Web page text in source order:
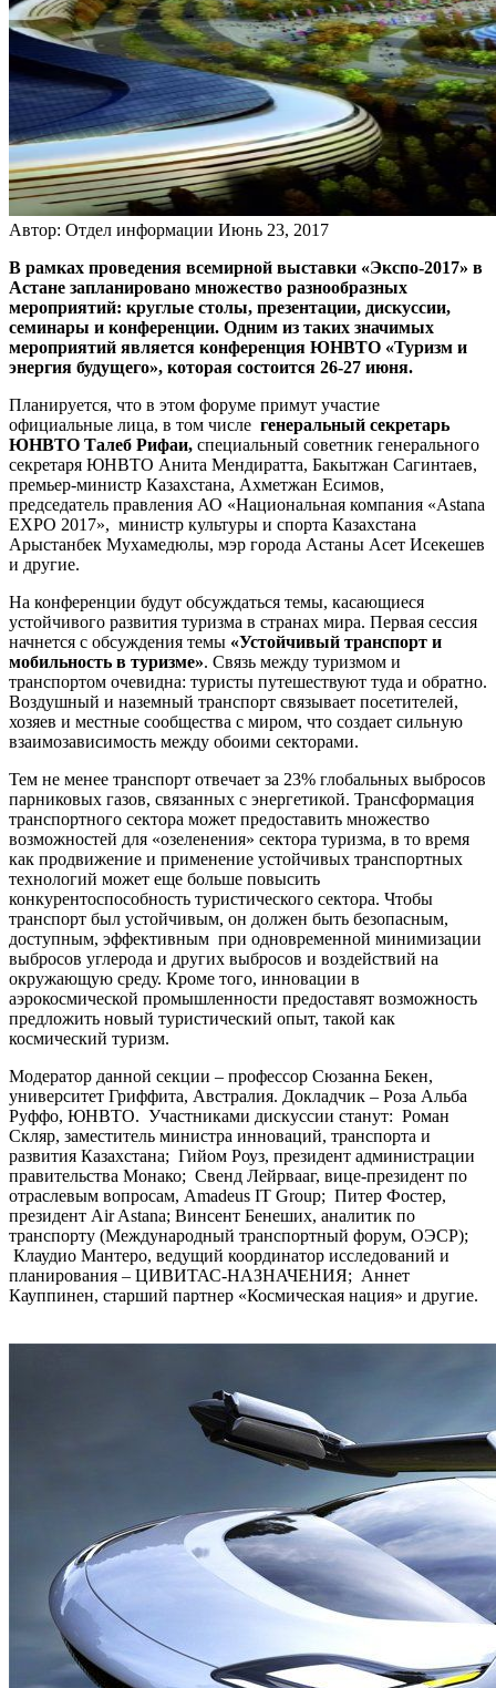
Автор: Отдел информации Июнь 23, 2017
В рамках проведения всемирной выставки «Экспо-2017» в
Астане запланировано множество разнообразных
мероприятий: круглые столы, презентации, дискуссии,
семинары и конференции. Одним из таких значимых
мероприятий является конференция ЮНВТО «Туризм и
энергия будущего», которая состоится 26-27 июня.
Планируется, что в этом форуме примут участие
официальные лица, в том числе генеральный секретарь
ЮНВТО Талеб Рифаи, специальный советник генерального
секретаря ЮНВТО Анита Мендиратта, Бакытжан Сагинтаев,
премьер-министр Казахстана, Ахметжан Есимов,
председатель правления АО «Национальная компания «Astana
EXPO 2017», министр культуры и спорта Казахстана
Арыстанбек Мухамедюлы, мэр города Астаны Асет Исекешев
и другие.
На конференции будут обсуждаться темы, касающиеся
устойчивого развития туризма в странах мира. Первая сессия
начнется с обсуждения темы «Устойчивый транспорт и
мобильность в туризме». Связь между туризмом и
транспортом очевидна: туристы путешествуют туда и обратно.
Воздушный и наземный транспорт связывает посетителей,
хозяев и местные сообщества с миром, что создает сильную
взаимозависимость между обоими секторами.
Тем не менее транспорт отвечает за 23% глобальных выбросов
парниковых газов, связанных с энергетикой. Трансформация
транспортного сектора может предоставить множество
возможностей для «озеленения» сектора туризма, в то время
как продвижение и применение устойчивых транспортных
технологий может еще больше повысить
конкурентоспособность туристического сектора. Чтобы
транспорт был устойчивым, он должен быть безопасным,
доступным, эффективным при одновременной минимизации
выбросов углерода и других выбросов и воздействий на
окружающую среду. Кроме того, инновации в
аэрокосмической промышленности предоставят возможность
предложить новый туристический опыт, такой как
космический туризм.
Модератор данной секции – профессор Сюзанна Бекен,
университет Гриффита, Австралия. Докладчик – Роза Альба
Руффо, ЮНВТО. Участниками дискуссии станут: Роман
Скляр, заместитель министра инноваций, транспорта и
развития Казахстана; Гийом Роуз, президент администрации
правительства Монако; Свенд Лейрвааг, вице-президент по
отраслевым вопросам, Amadeus IT Group; Питер Фостер,
президент Air Astana; Винсент Бенеших, аналитик по
транспорту (Международный транспортный форум, ОЭСР);
Клаудио Мантеро, ведущий координатор исследований и
планирования – ЦИВИТАС-НАЗНАЧЕНИЯ; Аннет
Кауппинен, старший партнер «Космическая нация» и другие.